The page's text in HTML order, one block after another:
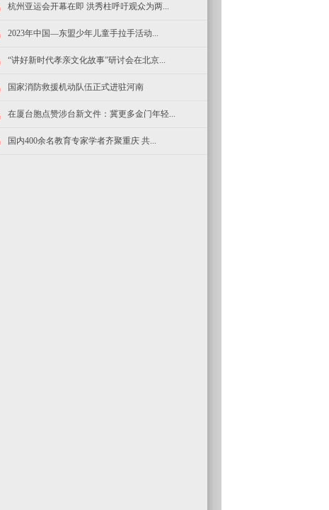
杭州亚运会开幕在即 洪秀柱呼吁观众为两...
2023年中国—东盟少年儿童手拉手活动...
“讲好新时代孝亲文化故事”研讨会在北京...
国家消防救援机动队伍正式进驻河南
在厦台胞点赞涉台新文件：冀更多金门年轻...
国内400余名教育专家学者齐聚重庆 共...